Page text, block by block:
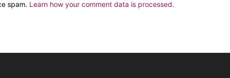
spam. Learn how your comment data is processed.